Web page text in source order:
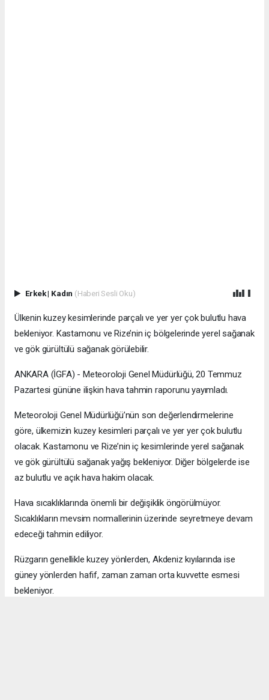
Erkek| Kadın (Haberi Sesli Oku)
Ülkenin kuzey kesimlerinde parçalı ve yer yer çok bulutlu hava
bekleniyor. Kastamonu ve Rize’nin iç bölgelerinde yerel sağanak
ve gök gürültülü sağanak görülebilir.
ANKARA (İGFA) - Meteoroloji Genel Müdürlüğü, 20 Temmuz
Pazartesi gününe ilişkin hava tahmin raporunu yayımladı.
Meteoroloji Genel Müdürlüğü’nün son değerlendirmelerine
göre, ülkemizin kuzey kesimleri parçalı ve yer yer çok bulutlu
olacak. Kastamonu ve Rize’nin iç kesimlerinde yerel sağanak
ve gök gürültülü sağanak yağış bekleniyor. Diğer bölgelerde ise
az bulutlu ve açık hava hakim olacak.
Hava sıcaklıklarında önemli bir değişiklik öngörülmüyor.
Sıcaklıkların mevsim normallerinin üzerinde seyretmeye devam
edeceği tahmin ediliyor.
Rüzgarın genellikle kuzey yönlerden, Akdeniz kıyılarında ise
güney yönlerden hafif, zaman zaman orta kuvvette esmesi
bekleniyor.